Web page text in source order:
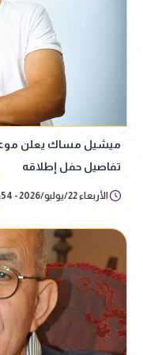
ميشيل مساك يعلن
تفاصيل حفل إطلاقه
الأربعاء 22/يوليو/2026 - 03:54 م